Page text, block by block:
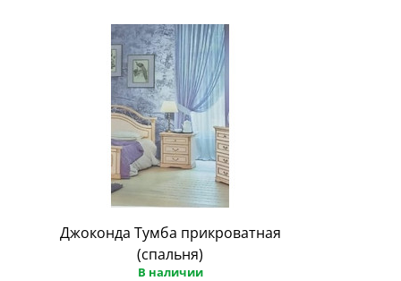
Джоконда Тумба прикроватная
(спальня)
В наличии